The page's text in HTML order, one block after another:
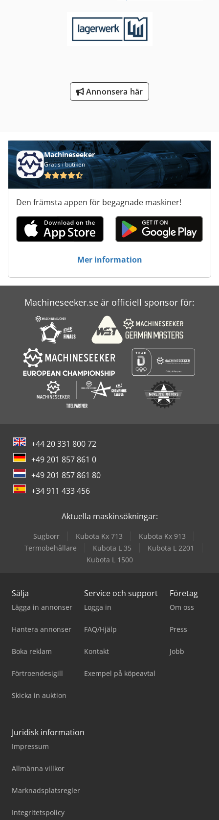
Annonsera här
Machineseeker
Gratis i butiken
Den främsta appen för begagnade maskiner!
Mer information
Machineseeker.se är officiell sponsor för:
+44 20 331 800 72
+49 201 857 861 0
+49 201 857 861 80
+34 911 433 456
Aktuella maskinsökningar:
Sugborr Kubota Kx 713
Kubota Kx 913
Termobehållare
Kubota L 35
Kubota L 2201
Kubota L 1500
Sälja
Lägga in annonser
Hantera annonser
Boka reklam
Förtroendesigill
Skicka in auktion
Service och support
Logga in
FAQ/Hjälp
Kontakt
Exempel på köpeavtal
Företag
Om oss
Press
Jobb
Juridisk information
Impressum
Allmänna villkor
Marknadsplatsregler
Integritetspolicy